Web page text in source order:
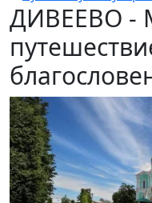
ДИВЕЕВО -